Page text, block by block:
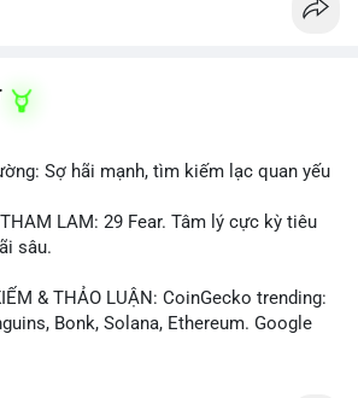
Sợ hãi mạnh, tìm kiếm lạc quan yếu
LAM: 29 Fear. Tâm lý cực kỳ tiêu
sâu.
& THẢO LUẬN: CoinGecko trending:
Bonk, Solana, Ethereum. Google
tuyển Brasil, cúp U20 Châu Á.